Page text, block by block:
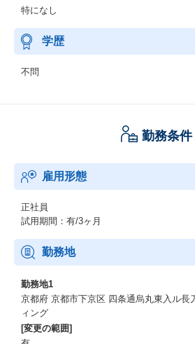
特になし
学歴
不問
勤務条件
雇用形態
正社員
試用期間：有/3ヶ月
勤務地
勤務地1
京都府 京都市下京区 四条通烏丸東入ル長
ィング
[変更の範囲]